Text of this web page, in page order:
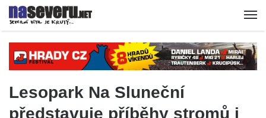
Lesopark Na Sluneční
představuje příběhy stromů i